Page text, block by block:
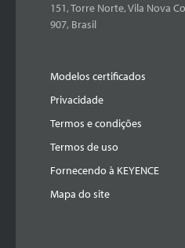
151, Torre Norte, Vila Nova
907, Brasil
Modelos certificados
Privacidade
Termos e condições
Termos de uso
Fornecendo à KEYENCE
Mapa do site